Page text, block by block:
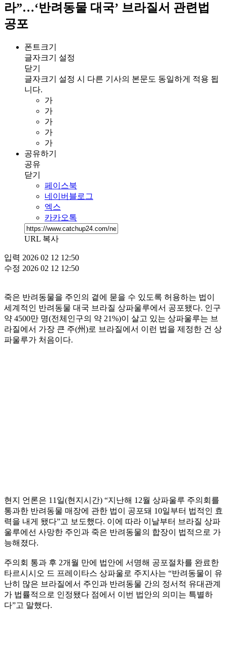
라”…‘반려동물 대국’ 브라질서 관련법
공포
폰트크기
글자크기 설정
닫기
글자크기 설정 시 다른 기사의 본문도 동일하게 적용 됩
니다.
가
가
가
가
가
공유하기
공유
닫기
페이스북
네이버블로그
엑스
카카오톡
URL 복사
입력 2026 02 12 12:50
수정 2026 02 12 12:50
죽은 반려동물을 주인의 곁에 묻을 수 있도록 허용하는 법이
세계적인 반려동물 대국 브라질 상파울루에서 공포됐다. 인구
약 4500만 명(전체인구의 약 21%)이 살고 있는 상파울루는 브
라질에서 가장 큰 주(州)로 브라질에서 이런 법을 제정한 건 상
파울루가 처음이다.
현지 언론은 11일(현지시간) “지난해 12월 상파울루 주의회를
통과한 반려동물 매장에 관한 법이 공포돼 10일부터 법적인 효
력을 내게 됐다”고 보도했다. 이에 따라 이날부터 브라질 상파
울루에선 사망한 주인과 죽은 반려동물의 합장이 법적으로 가
능해졌다.
주의회 통과 후 2개월 만에 법안에 서명해 공포절차를 완료한
타르시시오 드 프레이타스 상파울로 주지사는 “반려동물이 유
난히 많은 브라질에서 주인과 반려동물 간의 정서적 유대관계
가 법률적으로 인정됐다 점에서 이번 법안의 의미는 특별하
다”고 말했다.